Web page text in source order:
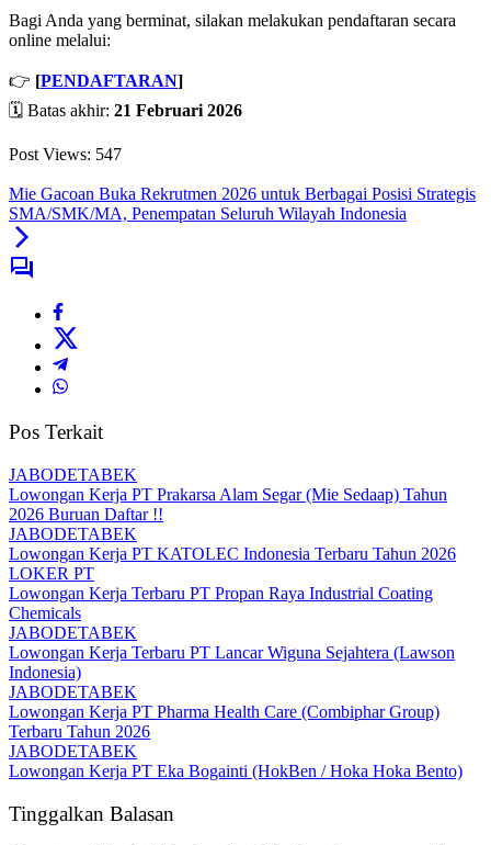
Bagi Anda yang berminat, silakan melakukan pendaftaran secara
online melalui:
👉 [PENDAFTARAN]
🗓️ Batas akhir: 21 Februari 2026
Post Views: 547
Mie Gacoan Buka Rekrutmen 2026 untuk Berbagai Posisi Strategis
SMA/SMK/MA, Penempatan Seluruh Wilayah Indonesia
Pos Terkait
JABODETABEK
Lowongan Kerja PT Prakarsa Alam Segar (Mie Sedaap) Tahun
2026 Buruan Daftar !!
JABODETABEK
Lowongan Kerja PT KATOLEC Indonesia Terbaru Tahun 2026
LOKER PT
Lowongan Kerja Terbaru PT Propan Raya Industrial Coating
Chemicals
JABODETABEK
Lowongan Kerja Terbaru PT Lancar Wiguna Sejahtera (Lawson
Indonesia)
JABODETABEK
Lowongan Kerja PT Pharma Health Care (Combiphar Group)
Terbaru Tahun 2026
JABODETABEK
Lowongan Kerja PT Eka Bogainti (HokBen / Hoka Hoka Bento)
Tinggalkan Balasan